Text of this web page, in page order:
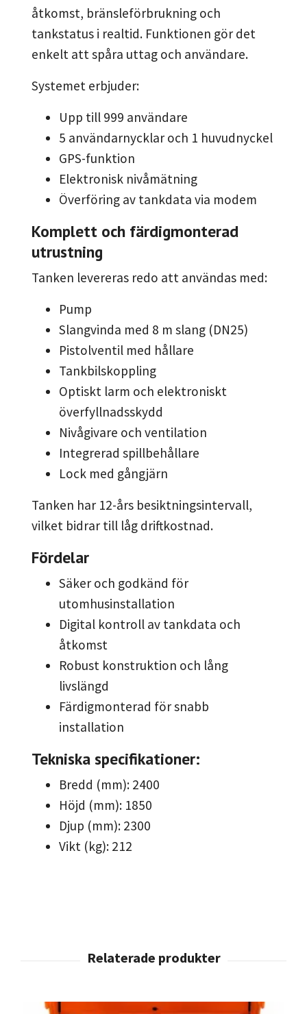
åtkomst, bränsleförbrukning och
tankstatus i realtid. Funktionen gör det
enkelt att spåra uttag och användare.
Systemet erbjuder:
Upp till 999 användare
5 användarnycklar och 1 huvudnyckel
GPS-funktion
Elektronisk nivåmätning
Överföring av tankdata via modem
Komplett och färdigmonterad
utrustning
Tanken levereras redo att användas med:
Pump
Slangvinda med 8 m slang (DN25)
Pistolventil med hållare
Tankbilskoppling
Optiskt larm och elektroniskt
överfyllnadsskydd
Nivågivare och ventilation
Integrerad spillbehållare
Lock med gångjärn
Tanken har 12-års besiktningsintervall,
vilket bidrar till låg driftkostnad.
Fördelar
Säker och godkänd för
utomhusinstallation
Digital kontroll av tankdata och
åtkomst
Robust konstruktion och lång
livslängd
Färdigmonterad för snabb
installation
Tekniska specifikationer:
Bredd (mm): 2400
Höjd (mm): 1850
Djup (mm): 2300
Vikt (kg): 212